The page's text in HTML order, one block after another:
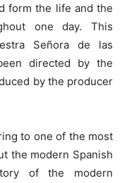
form the life and the
one day. This
Señora de las
directed by the
by the producer
to one of the most
the modern Spanish
of the modern